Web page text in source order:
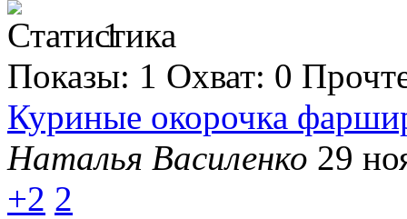
1
Показы: 1 Охват: 0
Куриные окорочка
Наталья Василенко 29
+2 2